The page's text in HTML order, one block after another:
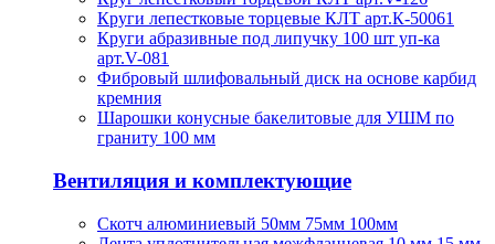
Круги лепестковые торцевые КЛТ арт.К-50061
Круги абразивные под липучку 100 шт уп-ка
арт.V-081
Фибровый шлифовальный диск на основе карбид
кремния
Шарошки конусные бакелитовые для УШМ по
граниту 100 мм
Вентиляция и комплектующие
Скотч алюминиевый 50мм 75мм 100мм